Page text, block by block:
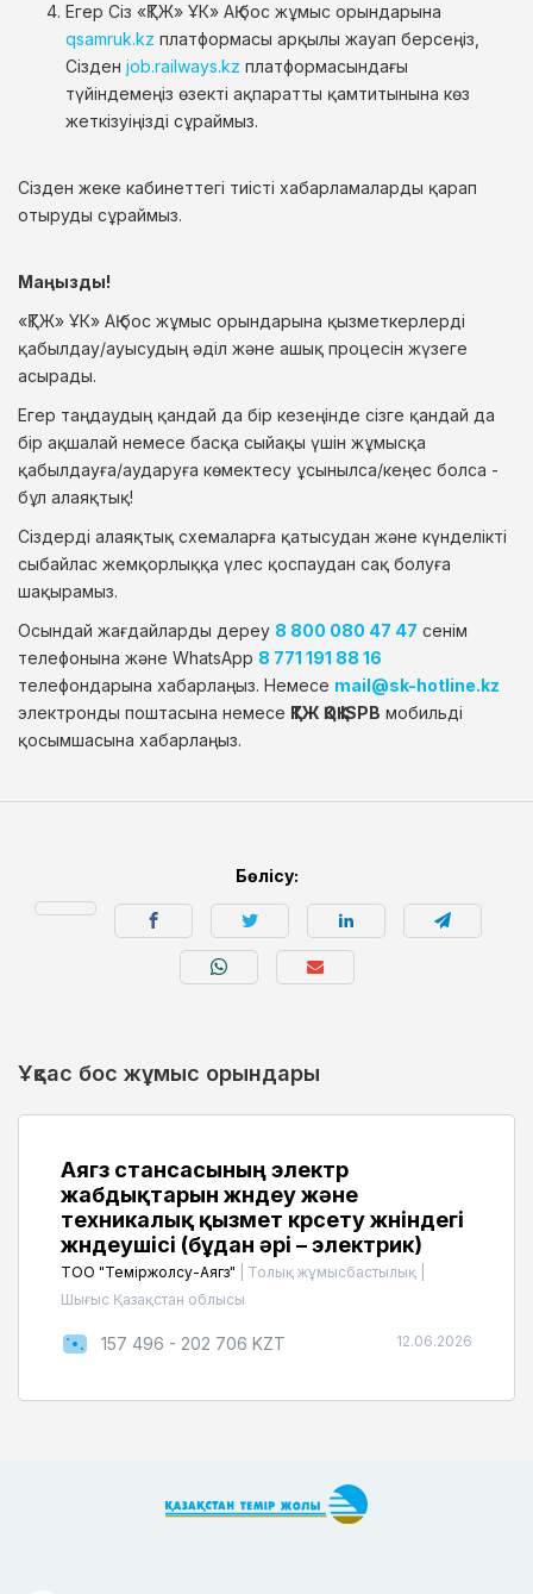
Егер Сіз «ҚТЖ» ҰК» АҚ бос жұмыс орындарына
qsamruk.kz платформасы арқылы жауап берсеңіз,
Сізден job.railways.kz платформасындағы
түйіндемеңіз өзекті ақпаратты қамтитынына көз
жеткізуіңізді сұраймыз.
Сізден жеке кабинеттегі тиісті хабарламаларды қарап
отыруды сұраймыз.
Маңызды!
«ҚТЖ» ҰК» АҚ бос жұмыс орындарына қызметкерлерді
қабылдау/ауысудың әділ және ашық процесін жүзеге
асырады.
Егер таңдаудың қандай да бір кезеңінде сізге қандай да
бір ақшалай немесе басқа сыйақы үшін жұмысқа
қабылдауға/аударуға көмектесу ұсынылса/кеңес болса -
бұл алаяқтық!
Сіздерді алаяқтық схемаларға қатысудан және күнделікті
сыбайлас жемқорлыққа үлес қоспаудан сақ болуға
шақырамыз.
Осындай жағдайларды дереу 8 800 080 47 47 сенім
телефонына және WhatsApp 8 771 191 88 16
телефондарына хабарлаңыз. Немесе mail@sk-hotline.kz
электронды поштасына немесе ҚТЖ ҚОҚ ISPB мобильді
қосымшасына хабарлаңыз.
Бөлісу:
Ұқсас бос жұмыс орындары
Аягөз стансасының электр
жабдықтарын жөндеу және
техникалық қызмет көрсету жөніндегі
жөндеушісі (бұдан әрі – электрик)
ТОО "Теміржолсу-Аягөз" Толық жұмысбастылық
Шығыс Қазақстан облысы
157 496 - 202 706 KZT 12.06.2026